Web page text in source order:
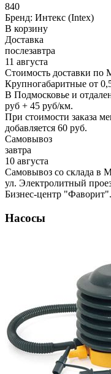
840
Бренд: Интекс (Intex)
В корзину
Доставка
послезавтра
11 августа
Стоимость доставки
Крупногабаритные от
В Подмосковье и
руб + 45 руб/км.
При стоимости заказа
добавляется 60 руб.
Самовывоз
завтра
10 августа
Самовывоз со склада в
ул. Электролитный
Бизнес-центр "Фаворит".
Насосы